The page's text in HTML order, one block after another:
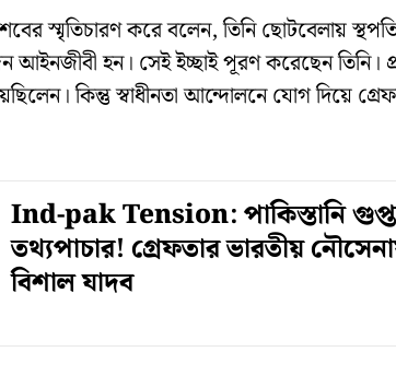
স্মৃতিচারণ করে বলেন, তিনি ছোটবেলায়
আইনজীবী হন। সেই ইচ্ছাই পূরণ করেছেন তিনি।
কিন্তু স্বাধীনতা আন্দোলনে যোগ দিয়ে
Ind-pak Tension: পাকিস্তানি
তথ্যপাচার! গ্রেফতার ভারতীয়
বিশাল যাদব